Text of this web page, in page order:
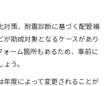
対策、耐震診断に基づく配管補
助成対象となるケースがあり
ォーム箇所もあるため、事前に
う。
年度によって変更されることが